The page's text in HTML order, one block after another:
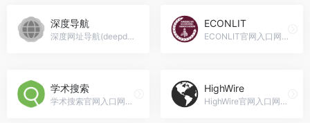
深度导航
深度网址导航(deepdh.com)是国内首屈一指的导航分类平台，收录国内外各类型网站供网友检索，深度网址导航致力于为广大用户推荐各行各业优秀网站，国内外网站大全尽在深度导航，深度导航官网入口网址
ECONLIT
ECONLIT官网入口网址，ECONLIT 由美国经济学协会创办，收录了包括图书，报刊，杂志，学术论文等各种类型的文学经济学方面 100 多万篇文章。主要为英文资料。
学术搜索
学术搜索官网入口网址，集成21个学术资源网站
HighWire
HighWire官网入口网址，HighWire Press 是全球最大的提供免费全文的学术文献出版商